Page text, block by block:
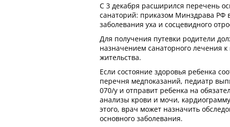
С 3 декабря расширился перечень
санаторий: приказом Минздрава РФ
заболевания уха и сосцевидного
Для получения путевки родители
назначением санаторного лечения к
жительства.
Если состояние здоровья ребенка
перечня медпоказаний, педиатр
070/у и отправит ребенка на
анализы крови и мочи,
этого, врач может назначить
основного заболевания.